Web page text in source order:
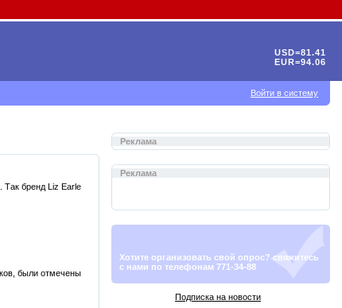
Так бренд Liz Earle
были отмечены
Реклама
Реклама
Хотите организовать свой опрос? свяжитесь
с нами по телефонам 771-34-88
Подписка на новости
USD=81.41
EUR=94.06
Войти в систему